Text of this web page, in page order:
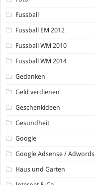
Fussball
Fussball EM 2012
Fussball WM 2010
Fussball WM 2014
Gedanken
Geld verdienen
Geschenkideen
Gesundheit
Google
Google Adsense / Adwords
Haus und Garten